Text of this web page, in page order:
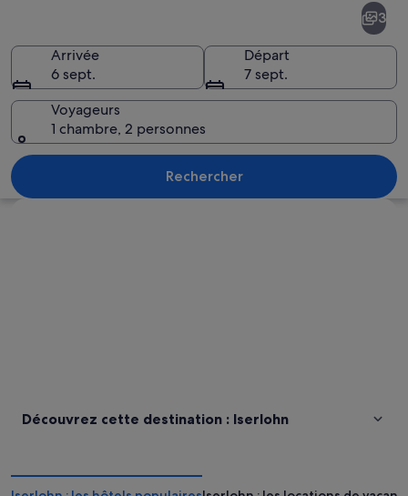
Une route de campagne sinueuse
3
Arrivée
6 sept.
Départ
7 sept.
Voyageurs
1 chambre, 2 personnes
Rechercher
Découvrez cette destination : Iserlohn